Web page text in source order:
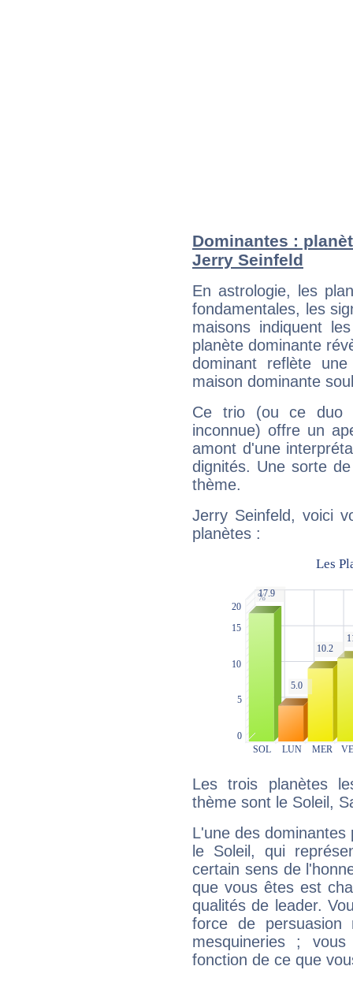
Dominantes :
Jerry Seinfeld
En astrologie, les
fondamentales, les
maisons indiquent
planète dominante
dominant reflète
maison dominante
Ce trio (ou ce duo
inconnue) offre un
amont d'une
dignités. Une sorte
thème.
Jerry Seinfeld, voici
planètes :
Les trois planètes
thème sont le Soleil,
L'une des
le Soleil, qui
certain sens de
que vous êtes est
qualités de leader.
force de
mesquineries ;
fonction de ce que